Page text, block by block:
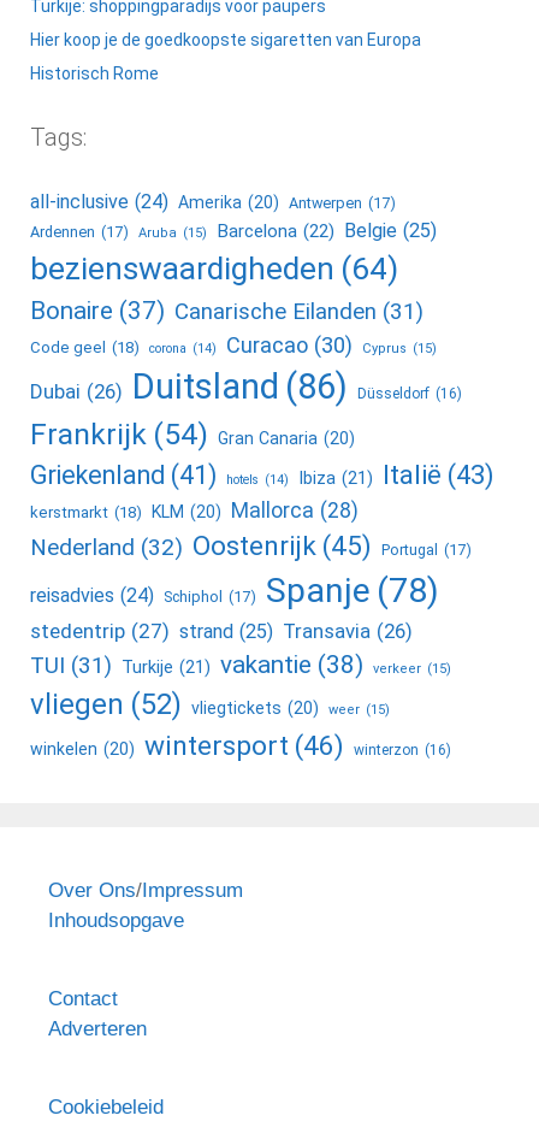
Turkije: shoppingparadijs voor paupers
Hier koop je de goedkoopste sigaretten van Europa
Historisch Rome
Tags:
all-inclusive (24) Amerika (20) Antwerpen (17)
Ardennen (17) Aruba (15) Barcelona (22) Belgie (25)
bezienswaardigheden (64)
Bonaire (37) Canarische Eilanden (31)
Code geel (18) corona (14) Curacao (30) Cyprus (15)
Dubai (26) Duitsland (86) Düsseldorf (16)
Frankrijk (54) Gran Canaria (20)
Griekenland (41) hotels (14) Ibiza (21) Italië (43)
kerstmarkt (18) KLM (20) Mallorca (28)
Nederland (32) Oostenrijk (45) Portugal (17)
reisadvies (24) Schiphol (17) Spanje (78)
stedentrip (27) strand (25) Transavia (26)
TUI (31) Turkije (21) vakantie (38) verkeer (15)
vliegen (52) vliegtickets (20) weer (15)
winkelen (20) wintersport (46) winterzon (16)
Over Ons/ Impressum
Inhoudsopgave
Contact
Adverteren
Cookiebeleid